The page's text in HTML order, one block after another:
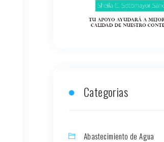
Categorias
Abastecimiento de Agua